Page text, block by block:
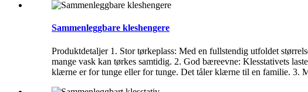
Sammenleggbare kleshengere
Produktdetaljer 1. Stor tørkeplass: Med en fullstendig utfoldet
mange vask kan tørkes samtidig. 2. God bæreevne: Klesstativets
klærne er for tunge eller for tunge. Det tåler klærne til en familie. 3.